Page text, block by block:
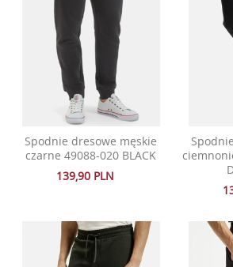
Spodnie dresowe męskie
czarne 49088-020 BLACK
139,90 PLN